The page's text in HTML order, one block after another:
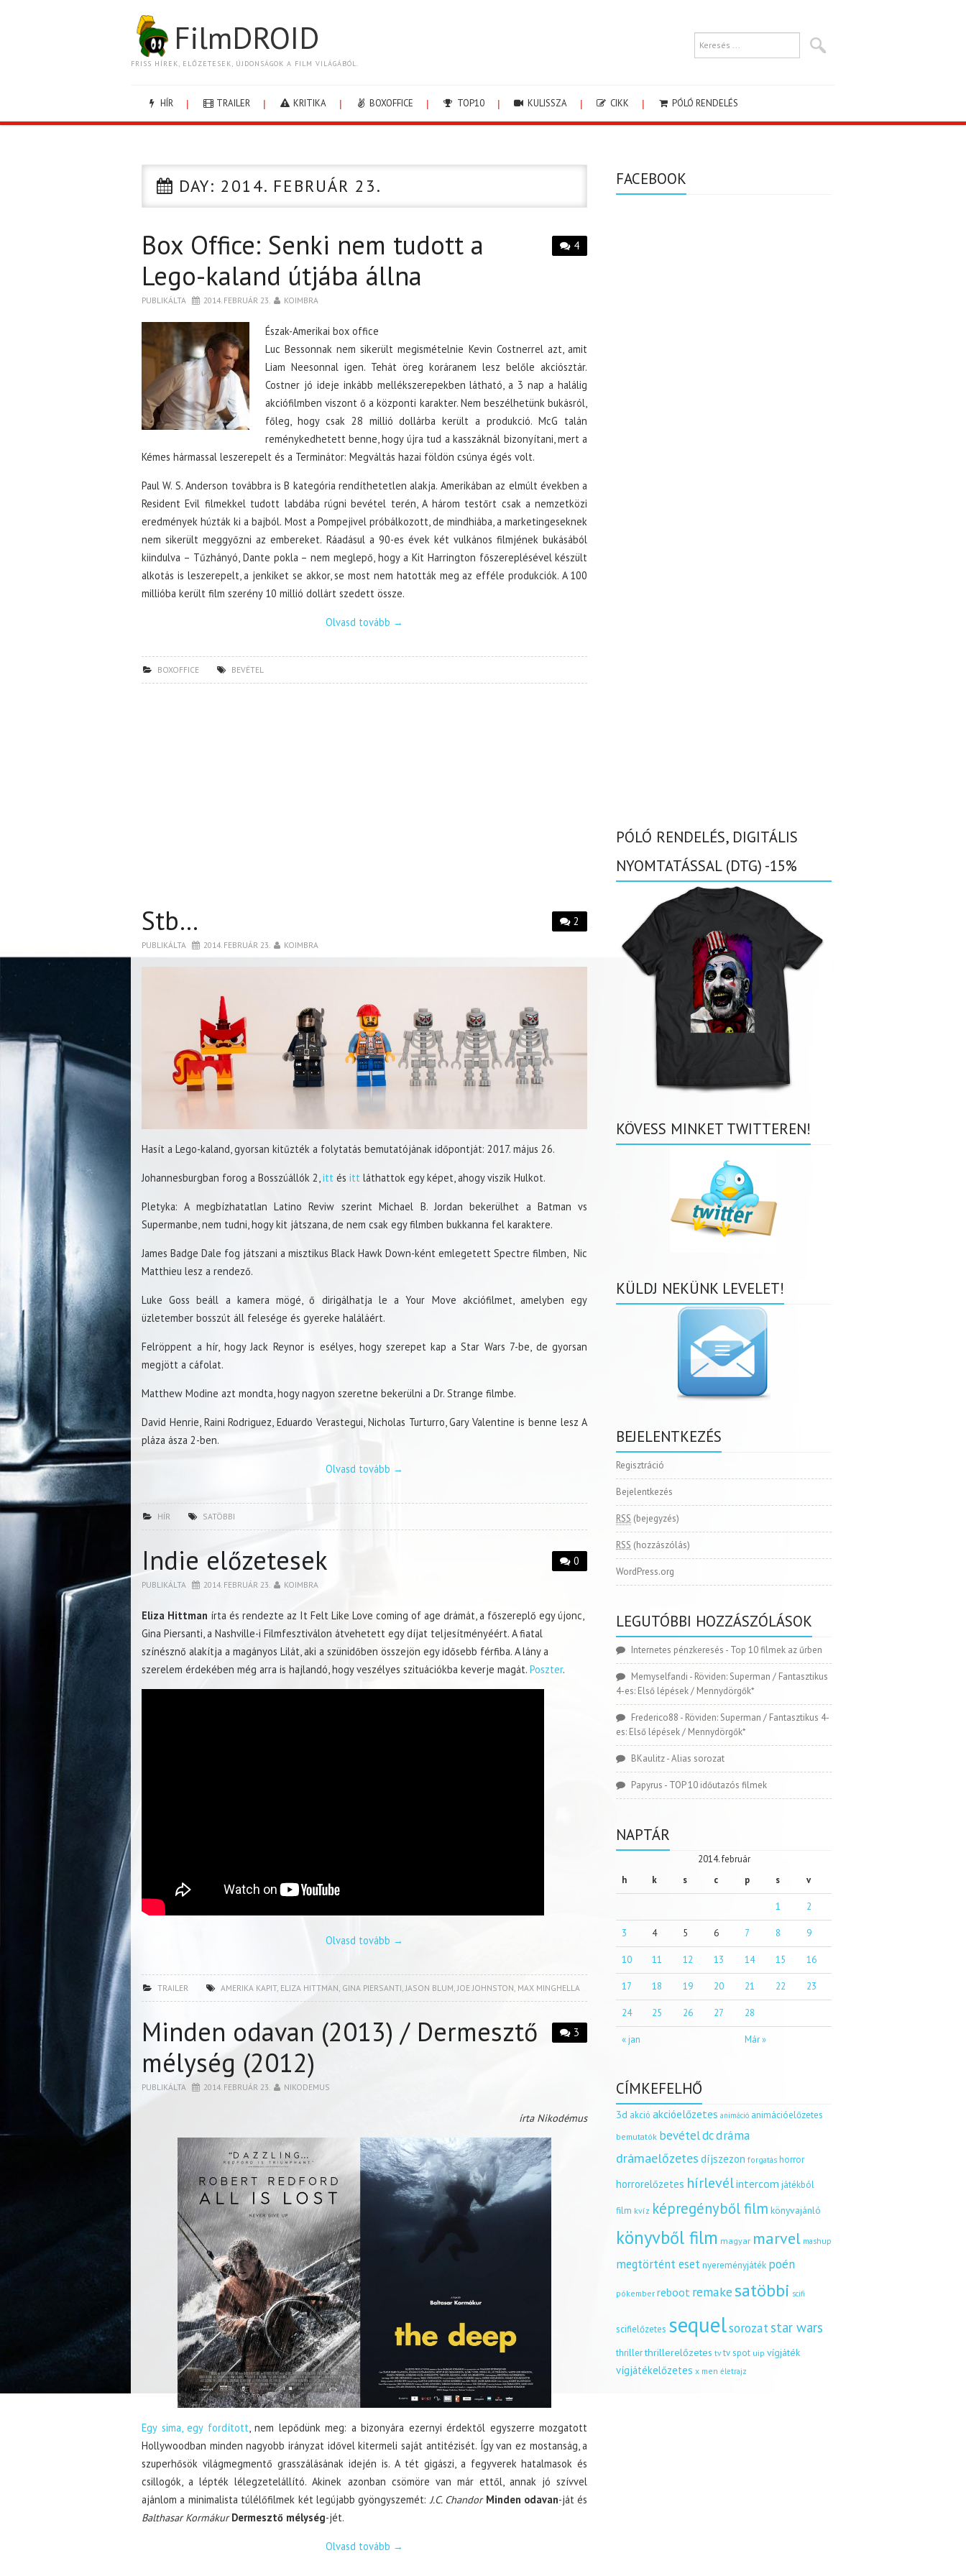
FilmDROID
FRISS HÍREK, ELŐZETESEK, ÚJDONSÁGOK A FILM VILÁGÁBÓL.
HÍR TRAILER KRITIKA BOXOFFICE TOP10 KULISSZA CIKK PÓLÓ RENDELÉS
DAY: 2014. FEBRUÁR 23.
4
Box Office: Senki nem tudott a
Lego-kaland útjába állna
PUBLIKÁLTA 2014. FEBRUÁR 23. KOIMBRA
Észak-Amerikai box office
Luc Bessonnak nem sikerült megismételnie Kevin Costnerrel azt, amit
Liam Neesonnal igen. Tehát öreg koráranem lesz belőle akciósztár.
Costner jó ideje inkább mellékszerepekben látható, a 3 nap a halálig
akciófilmben viszont ő a központi karakter. Nem beszélhetünk bukásról,
főleg, hogy csak 28 millió dollárba került a produkció. McG talán
reménykedhetett benne, hogy újra tud a kasszáknál bizonyítani, mert a
Kémes hármassal leszerepelt és a Terminátor: Megváltás hazai földön csúnya égés volt.
Paul W. S. Anderson továbbra is B kategória rendíthetetlen alakja. Amerikában az elmúlt években a
Resident Evil filmekkel tudott labdába rúgni bevétel terén, A három testőrt csak a nemzetközi
eredmények húzták ki a bajból. Most a Pompejivel próbálkozott, de mindhiába, a marketingeseknek
nem sikerült meggyőzni az embereket. Ráadásul a 90-es évek két vulkános filmjének bukásából
kiindulva – Tűzhányó, Dante pokla – nem meglepő, hogy a Kit Harrington főszereplésével készült
alkotás is leszerepelt, a jenkiket se akkor, se most nem hatották meg az efféle produkciók. A 100
millióba került film szerény 10 millió dollárt szedett össze.
Olvasd tovább →
BOXOFFICE BEVÉTEL
2
Stb…
PUBLIKÁLTA 2014. FEBRUÁR 23. KOIMBRA
Hasít a Lego-kaland, gyorsan kitűzték a folytatás bemutatójának időpontját: 2017. május 26.
Johannesburgban forog a Bosszúállók 2,itt és itt láthattok egy képet, ahogy viszik Hulkot.
Pletyka: A megbízhatatlan Latino Reviw szerint Michael B. Jordan bekerülhet a Batman vs
Supermanbe, nem tudni, hogy kit játszana, de nem csak egy filmben bukkanna fel karaktere.
James Badge Dale fog játszani a misztikus Black Hawk Down-ként emlegetett Spectre filmben, Nic
Matthieu lesz a rendező.
Luke Goss beáll a kamera mögé, ő dirigálhatja le a Your Move akciófilmet, amelyben egy
üzletember bosszút áll felesége és gyereke haláláért.
Felröppent a hír, hogy Jack Reynor is esélyes, hogy szerepet kap a Star Wars 7-be, de gyorsan
megjött a cáfolat.
Matthew Modine azt mondta, hogy nagyon szeretne bekerülni a Dr. Strange filmbe.
David Henrie, Raini Rodriguez, Eduardo Verastegui, Nicholas Turturro, Gary Valentine is benne lesz A
pláza ásza 2-ben.
Olvasd tovább →
HÍR SATÖBBI
0
Indie előzetesek
PUBLIKÁLTA 2014. FEBRUÁR 23. KOIMBRA
Eliza Hittman írta és rendezte az It Felt Like Love coming of age drámát, a főszereplő egy újonc,
Gina Piersanti, a Nashville-i Filmfesztiválon átvehetett egy díjat teljesítményéért. A fiatal
színésznő alakítja a magányos Lilát, aki a szünidőben összejön egy idősebb férfiba. A lány a
szerelem érdekében még arra is hajlandó, hogy veszélyes szituációkba keverje magát. Poszter.
Olvasd tovább →
TRAILER AMERIKA KAPIT, ELIZA HITTMAN GINA PIERSANTI JASON BLUM JOE JOHNSTON MAX MINGHELLA
3
Minden odavan (2013) / Dermesztő
mélység (2012)
PUBLIKÁLTA 2014. FEBRUÁR 23. NIKODEMUS
írta Nikodémus
Egy sima, egy fordított, nem lepődünk meg: a bizonyára ezernyi érdektől egyszerre mozgatott
Hollywoodban minden nagyobb irányzat idővel kitermeli saját antitézisét. Így van ez mostanság, a
szuperhősök világmegmentő grasszálásának idején is. A tét gigászi, a fegyverek hatalmasok és
csillogók, a lépték lélegzetelállító. Akinek azonban csömöre van már ettől, annak jó szívvel
ajánlom a minimalista túlélőfilmek két legújabb gyöngyszemét:J.C. Chandor Minden odavan-ját és
Balthasar Kormákur Dermesztő mélység-jét.
Olvasd tovább →
FACEBOOK
PÓLÓ RENDELÉS, DIGITÁLIS
NYOMTATÁSSAL (DTG) -15%
KÖVESS MINKET TWITTEREN!
KÜLDJ NEKÜNK LEVELET!
BEJELENTKEZÉS
Regisztráció
Bejelentkezés
RSS (bejegyzés)
RSS (hozzászólás)
WordPress.org
LEGUTÓBBI HOZZÁSZÓLÁSOK
Internetes pénzkeresés - Top 10 filmek az űrben
Memyselfandi - Röviden: Superman / Fantasztikus
4-es: Első lépések / Mennydörgők*
Frederico88 - Röviden: Superman / Fantasztikus 4-
es: Első lépések / Mennydörgők*
BKaulitz-Alias sorozat
Papyrus - TOP 10 időutazós filmek
NAPTÁR
2014. február
h
k s c p s v
« jan Már »
1 2
3 4 5 6 7 8 9
10 11 12 13 14 15 16
17 18 19 20 21 22 23
24 25 26 27 28
CÍMKEFELHŐ
3d akció akcióelőzetes animáció animációelőzetes
bemutatók bevételdcdráma
drámaelőzetes díjszezon forgatás horror
horrorelőzetes hírlevélintercom játékból
film kvíz képregényből film könyvajánló
könyvből film magyar marvel mashup
megtörtént esetnyereményjáték poén
pókember reboot remakesatöbbi scifi
scifielőzetes sequelsorozatstar wars
thrillerthrillerelőzetes tv tv spot uip vígjáték
vígjátékelőzetes x men életrajz